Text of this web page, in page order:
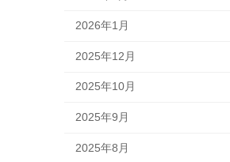
2026年1月
2025年12月
2025年10月
2025年9月
2025年8月